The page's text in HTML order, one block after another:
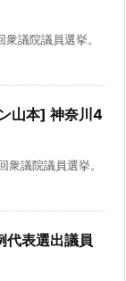
議院議員選挙。
山本] 神奈川4
議院議員選挙。
代表選出議員